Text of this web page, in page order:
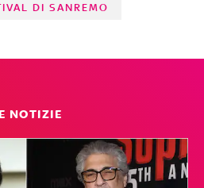
DI SANREMO
NOTIZIE